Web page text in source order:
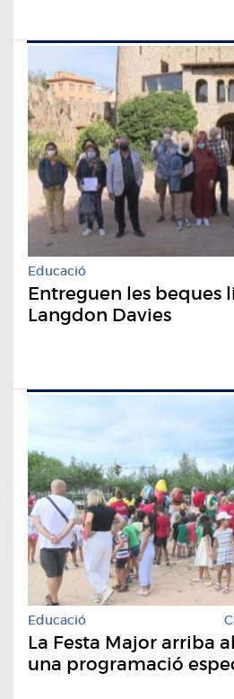
Educació
Entreguen les beques
Langdon Davies
Educació
La Festa Major arriba
una programació